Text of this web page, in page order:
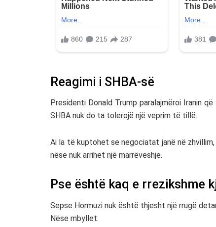
Reagimi i SHBA-së
Presidenti Donald Trump paralajmëroi Iranin
SHBA nuk do ta tolerojë një veprim të tillë.
Ai la të kuptohet se negociatat janë në
nëse nuk arrihet një marrëveshje.
Pse është kaq e rrezikshme
Sepse Hormuzi nuk është thjesht një rrugë
Nëse mbyllet: